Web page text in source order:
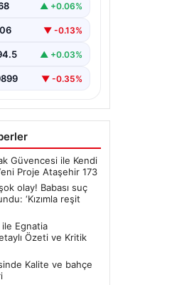
olmadığı
▲ +0.06%
▼ -0.13%
▲ +0.03%
▼ -0.35%
Güvencesi ile Kendi
Proje Ataşehir 173
olay! Babası suç
‘Kızımla reşit
Egnatia
Özeti ve Kritik
Kalite ve bahçe